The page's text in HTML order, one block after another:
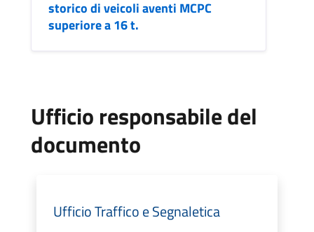
storico di veicoli aventi MCPC
superiore a 16 t.
Ufficio responsabile del
documento
Ufficio Traffico e Segnaletica